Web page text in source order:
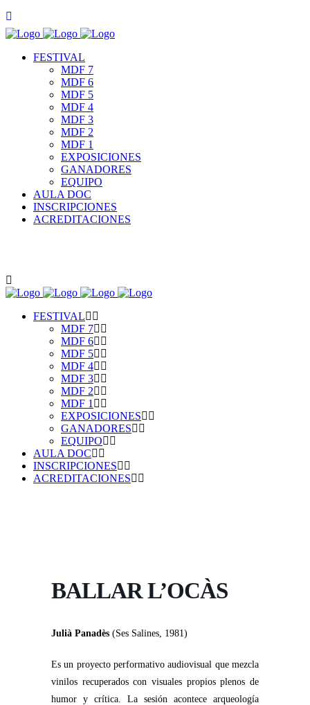
FESTIVAL
MDF 7
MDF 6
MDF 5
MDF 4
MDF 3
MDF 2
MDF 1
EXPOSICIONES
GANADORES
EQUIPO
AULA DOC
INSCRIPCIONES
ACREDITACIONES
FESTIVAL
MDF 7
MDF 6
MDF 5
MDF 4
MDF 3
MDF 2
MDF 1
EXPOSICIONES
GANADORES
EQUIPO
AULA DOC
INSCRIPCIONES
ACREDITACIONES
BALLAR L’OCÀS
Julià Panadès (Ses Salines, 1981)
Es un proyecto performativo audiovisual que mezcla
vinilos recuperados con visuales propios plenos de
humor y crítica. La sesión acontece arqueología